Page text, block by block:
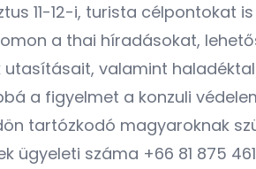
11-12-i, turista
a thai híradásokat,
valamint
a figyelmet a konzuli
tartózkodó magyaroknak
ügyeleti száma +66 81 875